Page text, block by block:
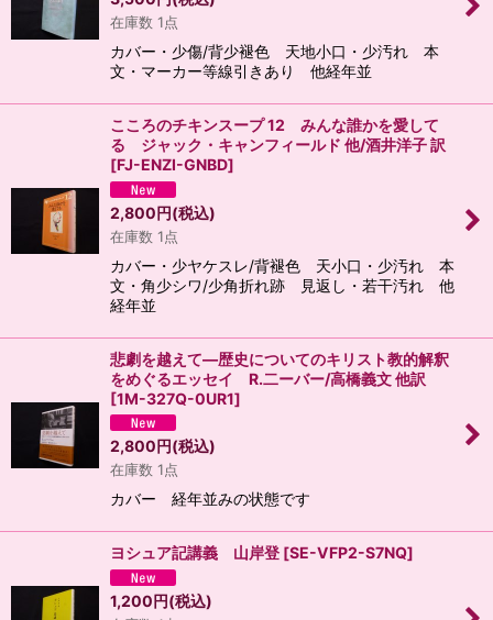
在庫数 1点
カバー・少傷/背少褪色 天地小口・少汚れ 本
文・マーカー等線引きあり 他経年並
こころのチキンスープ 12 みんな誰かを愛して
る ジャック・キャンフィールド 他/酒井洋子 訳
[FJ-ENZI-GNBD]
2,800円(税込)
在庫数 1点
カバー・少ヤケスレ/背褪色 天小口・少汚れ 本
文・角少シワ/少角折れ跡 見返し・若干汚れ 他
経年並
悲劇を越えて―歴史についてのキリスト教的解釈
をめぐるエッセイ R.二ーバー/高橋義文 他訳
[1M-327Q-0UR1]
2,800円(税込)
在庫数 1点
カバー 経年並みの状態です
ヨシュア記講義 山岸登 [SE-VFP2-S7NQ]
1,200円(税込)